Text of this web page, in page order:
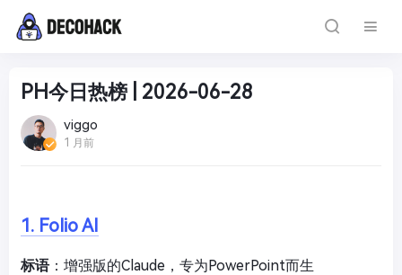
PH今日热榜 | 2026-06-28
viggo
1 月前
1. Folio AI
标语：增强版的Claude，专为PowerPoint而生